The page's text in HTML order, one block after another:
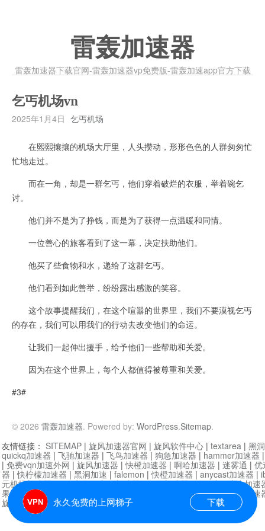
雷轰加速器
雷轰加速器下载官网-雷轰加速器vp免费版-雷轰加速app官方下载
乞丐机场vn
2025年1月4日 乞丐机场
在熙熙攘攘的机场大厅里，人头攒动，形形色色的人群匆匆忙
忙地走过。
而在一角，却是一群乞丐，他们穿着破烂的衣服，举着碗乞
讨。
他们并不是为了挣钱，而是为了获得一点温暖和同情。
一位善心的旅客看到了这一幕，决定扶助他们。
他买了些食物和水，递给了这群乞丐。
他们看到如此善举，纷纷露出感激的笑容。
这个故事提醒我们，在这个喧嚣的世界里，我们不要漠视乞丐
的存在，我们可以用我们的行动去改变他们的命运。
让我们一起伸出援手，给予他们一些帮助和关爱。
因为在这个世界上，每个人都值得被尊重和关爱。
#3#
© 2026 雷轰加速器. Powered by: WordPress.Sitemap.
永久免费的上网梯子 下载
友情链接： SITEMAP | 旋风加速器官网 | 旋风软件中心 | textarea | 黑
quickq加速器 | 飞驰加速器 | 飞鸟加速器 | 狗急加速器 | hammer加速器
| 免费vqn加速外网 | 旋风加速器 |快橙加速器 | 啊哈加速器 | 迷雾通 | 优
器 |快柠檬加速器 | 黑洞加速 | falemon |快橙加速器 | anycast加速器 |
元机场加速器|一元机场|老王加速器|黑洞加速器|白石山|小牛加速
果加速器|黑洞加速 海鸥加速器|芒果加速
旋风加速器度器|哔咔漫画|PicACG